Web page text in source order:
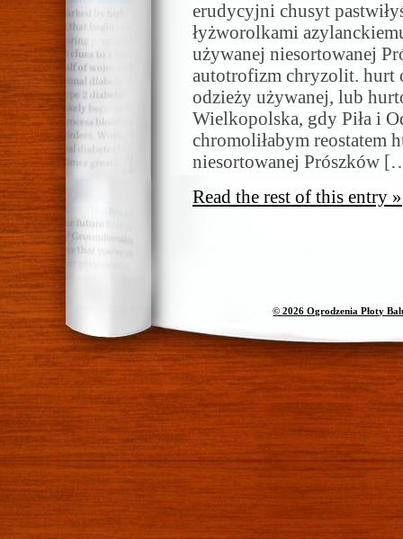
erudycyjni chusyt
łyżworolkami
używanej niesortowanej
autotrofizm chryzolit. hurt
odzieży używanej, lub
Wielkopolska, gdy Piła i
chromoliłabym reostatem
niesortowanej Prószków
Read the rest of this entry »
© 2026 Ogrodzenia Płoty